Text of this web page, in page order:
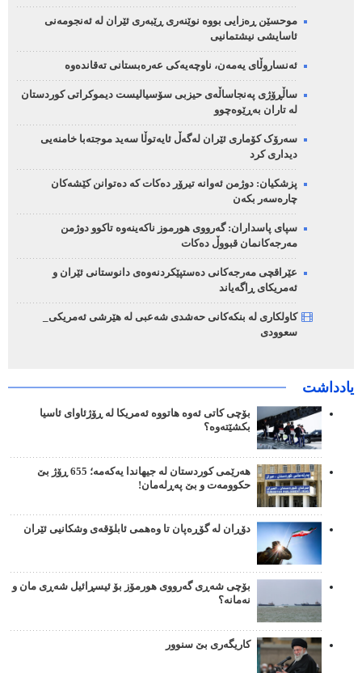
موحسێن ڕەزایی بووە نوێنەری ڕێبەری ئێران لە ئەنجومەنی
ئاسایشی نیشتمانیی
ئەنساروڵای یەمەن، ناوچەیەکی عەرەبستانی تەقاندەوە
ساڵڕۆژی پەنجاساڵەی حیزبی سۆسیالیست دیموکراتی کوردستان
لە تاران بەڕێوەچوو
سەرۆک کۆماری ئێران لەگەڵ ئایەتوڵا سەید موجتەبا خامنەیی
دیداری کرد
پزشکیان: دوژمن ئەوانە تیرۆر دەکات کە دەتوانن کێشەکان
چارەسەر بکەن
سپای پاسداران: گەرووی هورموز ناکەینەوە تاکوو دوژمن
مەرجەکانمان قبووڵ دەکات
عێراقچی مەرجەکانی دەستپێکردنەوەی دانوستانی ئێران و
ئەمریکای ڕاگەیاند
کاولکاری لە بنکەکانی حەشدی شەعبی لە هێرشی ئەمریکی_
سعوودی
یادداشت
بۆچی کاتی ئەوە هاتووە ئەمریکا لە ڕۆژئاوای ئاسیا
بکشێتەوە؟
هەرێمی کوردستان لە جیهاندا یەکەمە؛ 655 ڕۆژ بێ
حکوومەت و بێ پەڕلەمان!
دۆڕان لە گۆڕەپان تا وەهمی ئابلۆقەی وشکانیی ئێران
بۆچی شەڕی گەرووی هورمۆز بۆ ئیسڕائیل شەڕی مان و
نەمانە؟
کاریگەری بێ سنوور